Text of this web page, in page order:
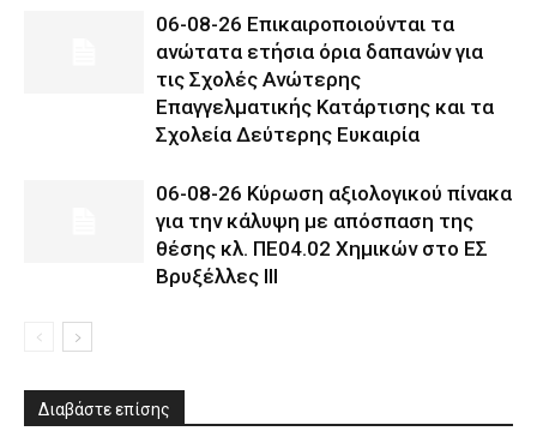
06-08-26 Επικαιροποιούνται τα
ανώτατα ετήσια όρια δαπανών για
τις Σχολές Ανώτερης
Επαγγελματικής Κατάρτισης και τα
Σχολεία Δεύτερης Ευκαιρία
06-08-26 Κύρωση αξιολογικού πίνακα
για την κάλυψη με απόσπαση της
θέσης κλ. ΠΕ04.02 Χημικών στο ΕΣ
Βρυξέλλες ΙΙΙ
Διαβάστε επίσης